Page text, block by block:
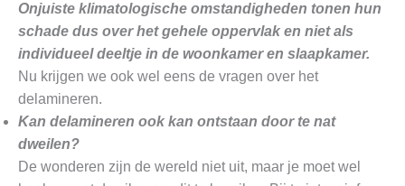
Onjuiste klimatologische omstandigheden tonen hun
schade dus over het gehele oppervlak en niet als
individueel deeltje in de woonkamer en slaapkamer.
Nu krijgen we ook wel eens de vragen over het
delamineren.
Kan delamineren ook kan ontstaan door te nat
dweilen?
De wonderen zijn de wereld niet uit, maar je moet wel